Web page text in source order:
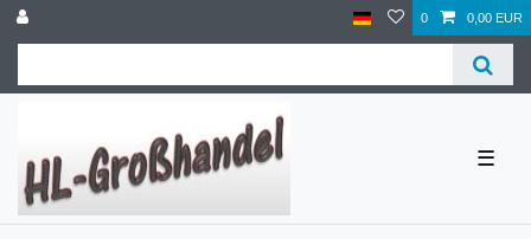
0 0,00 EUR
☰